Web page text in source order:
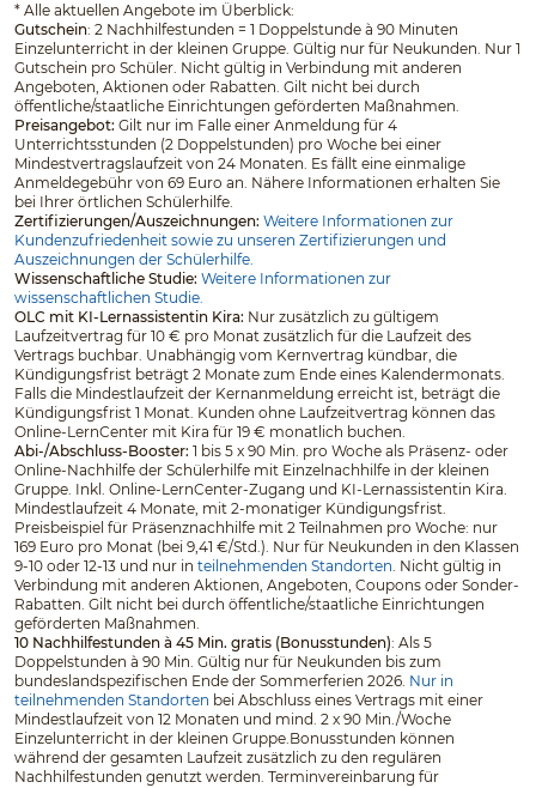
* Alle aktuellen Angebote im Überblick:
Gutschein: 2 Nachhilfestunden = 1 Doppelstunde à 90 Minuten
Einzelunterricht in der kleinen Gruppe. Gültig nur für Neukunden. Nur 1
Gutschein pro Schüler. Nicht gültig in Verbindung mit anderen
Angeboten, Aktionen oder Rabatten. Gilt nicht bei durch
öffentliche/staatliche Einrichtungen geförderten Maßnahmen.
Preisangebot: Gilt nur im Falle einer Anmeldung für 4
Unterrichtsstunden (2 Doppelstunden) pro Woche bei einer
Mindestvertragslaufzeit von 24 Monaten. Es fällt eine einmalige
Anmeldegebühr von 69 Euro an. Nähere Informationen erhalten Sie
bei Ihrer örtlichen Schülerhilfe.
Zertifizierungen/Auszeichnungen: Weitere Informationen zur
Kundenzufriedenheit sowie zu unseren Zertifizierungen und
Auszeichnungen der Schülerhilfe.
Wissenschaftliche Studie: Weitere Informationen zur
wissenschaftlichen Studie.
OLC mit KI-Lernassistentin Kira: Nur zusätzlich zu gültigem
Laufzeitvertrag für 10 € pro Monat zusätzlich für die Laufzeit des
Vertrags buchbar. Unabhängig vom Kernvertrag kündbar, die
Kündigungsfrist beträgt 2 Monate zum Ende eines Kalendermonats.
Falls die Mindestlaufzeit der Kernanmeldung erreicht ist, beträgt die
Kündigungsfrist 1 Monat. Kunden ohne Laufzeitvertrag können das
Online-LernCenter mit Kira für 19 € monatlich buchen.
Abi-/Abschluss-Booster: 1 bis 5 x 90 Min. pro Woche als Präsenz- oder
Online-Nachhilfe der Schülerhilfe mit Einzelnachhilfe in der kleinen
Gruppe. Inkl. Online-LernCenter-Zugang und KI-Lernassistentin Kira.
Mindestlaufzeit 4 Monate, mit 2-monatiger Kündigungsfrist.
Preisbeispiel für Präsenznachhilfe mit 2 Teilnahmen pro Woche: nur
169 Euro pro Monat (bei 9,41 €/Std.). Nur für Neukunden in den Klassen
9-10 oder 12-13 und nur in teilnehmenden Standorten. Nicht gültig in
Verbindung mit anderen Aktionen, Angeboten, Coupons oder Sonder-
Rabatten. Gilt nicht bei durch öffentliche/staatliche Einrichtungen
geförderten Maßnahmen.
10 Nachhilfestunden à 45 Min. gratis (Bonusstunden): Als 5
Doppelstunden à 90 Min. Gültig nur für Neukunden bis zum
bundeslandspezifischen Ende der Sommerferien 2026. Nur in
teilnehmenden Standorten bei Abschluss eines Vertrags mit einer
Mindestlaufzeit von 12 Monaten und mind. 2 x 90 Min./Woche
Einzelunterricht in der kleinen Gruppe.Bonusstunden können
während der gesamten Laufzeit zusätzlich zu den regulären
Nachhilfestunden genutzt werden. Terminvereinbarung für